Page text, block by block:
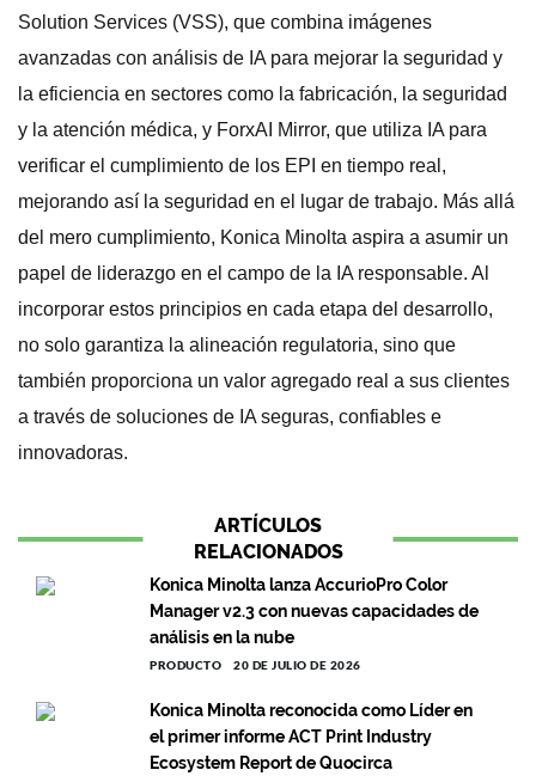
Solution Services (VSS), que combina imágenes
avanzadas con análisis de IA para mejorar la seguridad y
la eficiencia en sectores como la fabricación, la seguridad
y la atención médica, y ForxAI Mirror, que utiliza IA para
verificar el cumplimiento de los EPI en tiempo real,
mejorando así la seguridad en el lugar de trabajo. Más allá
del mero cumplimiento, Konica Minolta aspira a asumir un
papel de liderazgo en el campo de la IA responsable. Al
incorporar estos principios en cada etapa del desarrollo,
no solo garantiza la alineación regulatoria, sino que
también proporciona un valor agregado real a sus clientes
a través de soluciones de IA seguras, confiables e
innovadoras.
ARTÍCULOS
RELACIONADOS
Konica Minolta lanza AccurioPro Color
Manager v2.3 con nuevas capacidades de
análisis en la nube
PRODUCTO 20 DE JULIO DE 2026
Konica Minolta reconocida como Líder en
el primer informe ACT Print Industry
Ecosystem Report de Quocirca